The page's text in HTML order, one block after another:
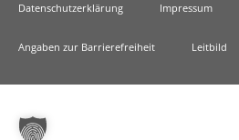
Datenschutzerklärung Impressum
Angaben zur Barrierefreiheit Leitbild